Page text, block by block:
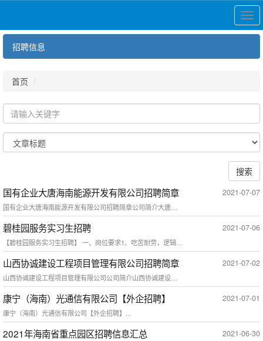
展
开
招聘信息
首页
搜索
国有企业大唐海南能源开发有限公司招聘简章 2021-07-07
碧桂园服务实习生招聘 2021-07-06
山西协诚建设工程项目管理有限公司招聘简章 2021-07-02
康宁（海南）光通信有限公司【外企招聘】
康宁（海南）光通信有限公司【外企招聘】...
2021-07-01
2021年海南省重点园区招聘信息汇总 2021-06-30